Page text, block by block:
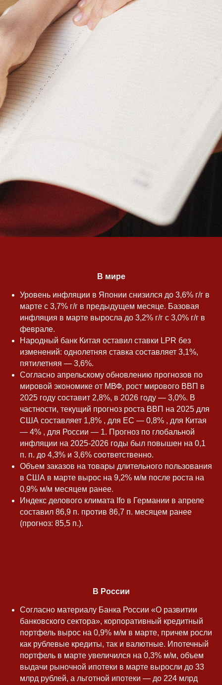
В мире
Уровень инфляции в Японии снизился до 3,6% г/г в
марте с 3,7% г/г в предыдущем месяце. Базовая
инфляция в марте выросла до 3,2% г/г с 3,0% г/г в
феврале.
Народный банк Китая оставил ставки LPR без
изменений: однолетняя ставка составляет 3,1%,
пятилетняя — 3,6%.
Согласно апрельскому обновлению прогнозов по
мировой экономике от МВФ, рост мирового ВВП в
2025 году составит 2,8%, в 2026 году — 3,0%. В
частности, текущий прогноз роста ВВП на 2025 для
США составляет 1,8% , для ЕС — 0,8% , для Китая
— 4% , для России — 1. Прогноз по глобальной
инфляции на 2025-2026 годы был повышен на 0,1
п. п. до 4,3% и 3,6% соответственно.
Объем заказов на товары длительного пользования
в США в марте вырос на 9,2% м/м после роста на
0,9% м/м месяцем ранее.
Индекс делового климата Ifo в Германии в апреле
составил 86,9 п. против 86,7 п. месяцем ранее
(прогноз: 85,5 п.).
В России
Согласно материалу Банка России «О развитии
банковского сектора», корпоративный кредитный
портфель вырос на 0,9% м/м в марте, причем росли
как рублевые кредиты, так и валютные. Ипотечный
портфель в марте увеличился на 0,3% м/м, объем
выдачи рыночной ипотеки в марте выросли до 33
млрд рублей, а льготной ипотеки — до 224 млрд